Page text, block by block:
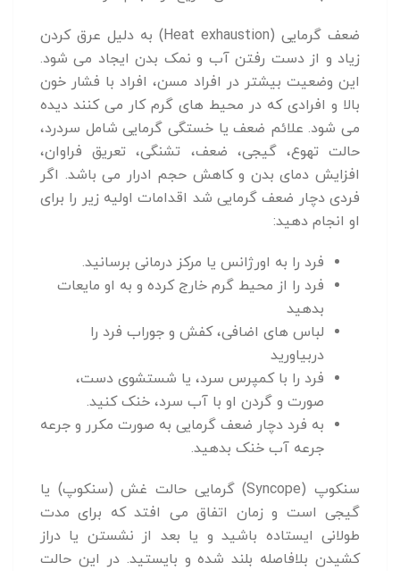
ضعف گرمایی (Heat exhaustion) به دلیل عرق کردن
زیاد و از دست رفتن آب و نمک بدن ایجاد می شود.
این وضعیت بیشتر در افراد مسن، افراد با فشار خون
بالا و افرادی که در محیط های گرم کار می کنند دیده
می شود. علائم ضعف یا خستگی گرمایی شامل سردرد،
حالت تهوع، گیجی، ضعف، تشنگی، تعریق فراوان،
افزایش دمای بدن و کاهش حجم ادرار می باشد. اگر
فردی دچار ضعف گرمایی شد اقدامات اولیه زیر را برای
او انجام دهید:
فرد را به اورژانس یا مرکز درمانی برسانید.
فرد را از محیط گرم خارج کرده و به او مایعات
بدهید
لباس های اضافی، کفش و جوراب فرد را
دربیاورید
فرد را با کمپرس سرد، یا شستشوی دست،
صورت و گردن او با آب سرد، خنک کنید.
به فرد دچار ضعف گرمایی به صورت مکرر و جرعه
جرعه آب خنک بدهید.
سنکوپ (Syncope) گرمایی حالت غش (سنکوپ) یا
گیجی است و زمان اتفاق می افتد که برای مدت
طولانی ایستاده باشید و یا بعد از نشستن یا دراز
کشیدن بلافاصله بلند شده و بایستید. در این حالت